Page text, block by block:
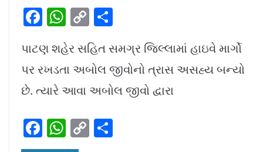
F
c
e
b
o
W
at
s
A
p
C
o
p
y
Li
k
ar
e
પાટણ શહેર સહિત સમગ્ર જિલ્લામાં હાઇવે માર્ગો
પર રખડતા અબોલ જીવોનો ત્રાસ અસહ્ય બન્યો
છે. ત્યારે આવા અબોલ જીવો દ્વારા
F
a
W
h
C